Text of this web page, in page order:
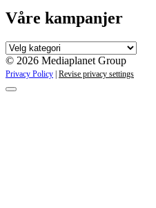
Våre kampanjer
Våre
kampanjer
© 2026 Mediaplanet Group
Privacy Policy Revise privacy settings